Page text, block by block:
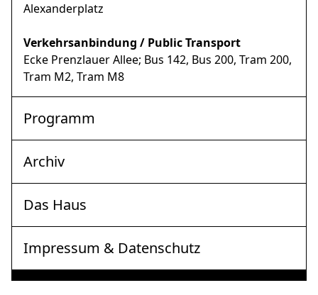
Alexanderplatz
Verkehrsanbindung / Public Transport
Ecke Prenzlauer Allee; Bus 142, Bus 200, Tram 200,
Tram M2, Tram M8
Programm
Archiv
Das Haus
Impressum & Datenschutz